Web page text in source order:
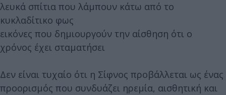
λευκά σπίτια που λάμπουν κάτω από το
κυκλαδίτικο φως
εικόνες που δημιουργούν την αίσθηση ότι ο
χρόνος έχει σταματήσει
Δεν είναι τυχαίο ότι η Σίφνος προβάλλεται ως ένας
προορισμός που συνδυάζει ηρεμία, αισθητική και